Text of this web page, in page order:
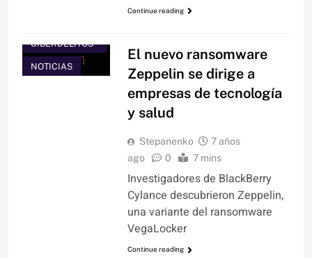
Continue reading
CIBERDELITOS
NOTICIAS
El nuevo ransomware
Zeppelin se dirige a
empresas de tecnología
y salud
Stepanenko
7 años
ago
0 7 mins
Investigadores de BlackBerry
Cylance descubrieron Zeppelin,
una variante del ransomware
VegaLocker
Continue reading